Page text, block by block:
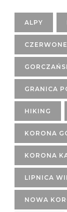
ALPY
GRANICA
HIKING
KORONA
KORONA
LIPNICA
NOWA